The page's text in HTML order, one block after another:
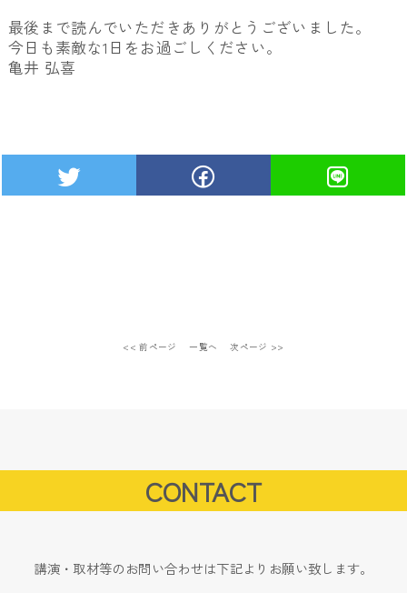
最後まで読んでいただきありがとうございました。
今日も素敵な1日をお過ごしください。
亀井 弘喜
<< 前ページ 一覧へ 次ページ >>
CONTACT
講演・取材等のお問い合わせは下記よりお願い致します。